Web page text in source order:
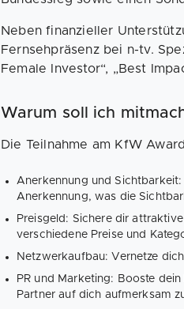
Neben finanzieller
Fernsehpräsenz bei n-tv.
Female Investor“, „Best
Warum soll ich
Die Teilnahme am KfW
Anerkennung und
Anerkennung, was die
Preisgeld: Sichere dir
verschiedene Preise und
Netzwerkaufbau: Vernetze
PR und Marketing: Booste
Partner auf dich aufmerksam